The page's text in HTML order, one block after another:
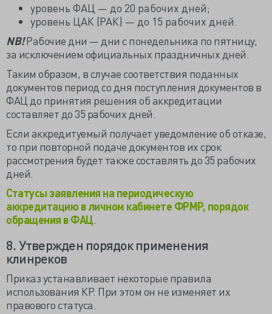
уровень ФАЦ — до 20 рабочих дней;
уровень ЦАК (РАК) — до 15 рабочих дней.
NB!Рабочие дни — дни с понедельника по пятницу,
за исключением официальных праздничных дней.
Таким образом, в случае соответствия поданных
документов период со дня поступления документов в
ФАЦ до принятия решения об аккредитации
составляет до 35 рабочих дней.
Если аккредитуемый получает уведомление об отказе,
то при повторной подаче документов их срок
рассмотрения будет также составлять до 35 рабочих
дней.
Статусы заявления на периодическую
аккредитацию в личном кабинете ФРМР, порядок
обращения в ФАЦ
8. Утвержден порядок применения
клинреков
Приказ устанавливает некоторые правила
использования КР. При этом он не изменяет их
правового статуса.